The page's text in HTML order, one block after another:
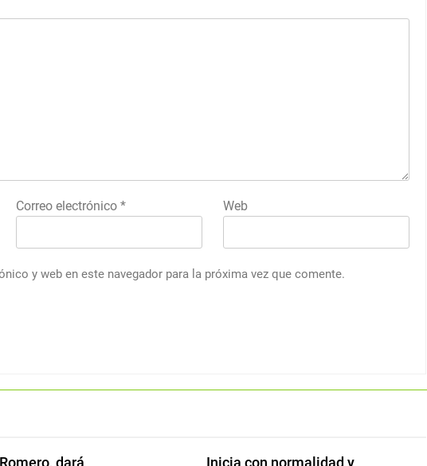
Correo electrónico * Web
y web en este navegador para la próxima vez que comente.